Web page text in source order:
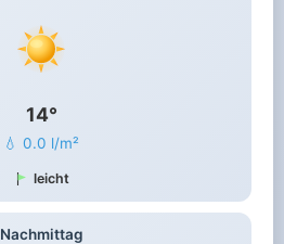
14°
💧 0.0 l/m²
leicht
Nachmittag